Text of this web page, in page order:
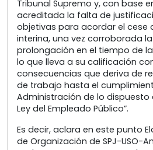
Tribunal Supremo y, con base
acreditada la falta de
objetivas para acordar el cese
interina, una vez corroborada
prolongación en el tiempo de
lo que lleva a su calificación
consecuencias que deriva de
de trabajo hasta el
Administración de lo dispuesto
Ley del Empleado Público”.
Es decir, aclara en este punto
de Organización de SPJ-USO-